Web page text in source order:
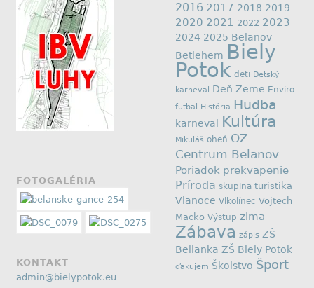
FOTOGALÉRIA
KONTAKT
admin@bielypotok.eu
2016 2017 2018 2019
2020 2021 2022 2023
2024 2025 Belanov
Betlehem Biely
Potok deti Detský
karneval
Deň Zeme Enviro
futbal História Hudba
karneval Kultúra
Mikuláš oheň OZ
Centrum Belanov
Poriadok prekvapenie
Príroda skupina turistika
Vianoce Vlkolínec Vojtech
Macko Výstup zima
Zábava zápis ZŠ
Belianka ZŠ Biely Potok
ďakujem Školstvo Šport